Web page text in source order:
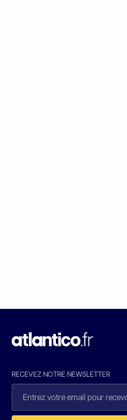
RECEVEZ NOTRE NEWSLETTER